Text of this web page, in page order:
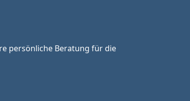
persönliche Beratung für die